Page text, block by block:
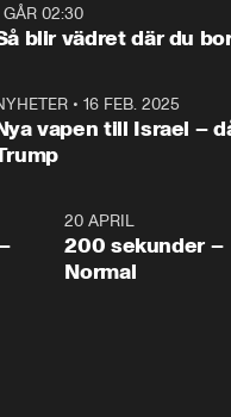
GÅR 02:30
blir vädret där du
• 16 FEB. 2025
vapen till Israel –
4:2320 APRIL
200 sekunder –
Normal